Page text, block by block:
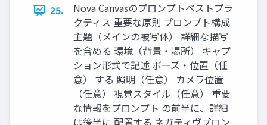
25.
Nova Canvasのプロンプトベストプラ
クティス 重要な原則 プロンプト構成
主題（メインの被写体） 詳細な描写
を含める 環境（背景・場所） キャプ
ション形式で記述 ポーズ・位置（任
意） する 照明（任意） カメラ位置
（任意） 視覚スタイル（任意） 重要
な情報をプロンプト の前半に、詳細